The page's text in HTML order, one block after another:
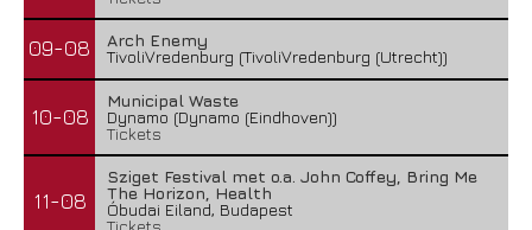
09-08
Arch Enemy
TivoliVredenburg (TivoliVredenburg (Utrecht))
10-08
Municipal Waste
Dynamo (Dynamo (Eindhoven))
Tickets
11-08
Sziget Festival met o.a. John Coffey, Bring Me
The Horizon, Health
Óbudai Eiland, Budapest